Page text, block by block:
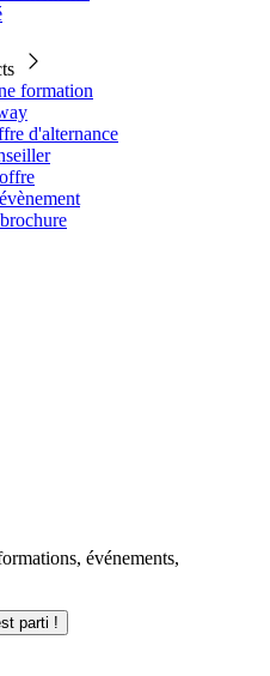
formation
d'alternance
événements,
parti !